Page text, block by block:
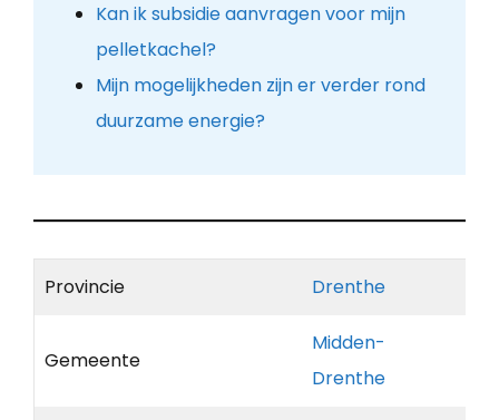
Kan ik subsidie aanvragen voor mijn
pelletkachel?
Mijn mogelijkheden zijn er verder rond
duurzame energie?
Provincie Drenthe
Gemeente
Midden-
Drenthe